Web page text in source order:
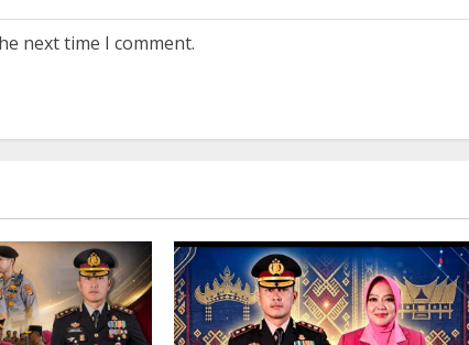
next time I comment.